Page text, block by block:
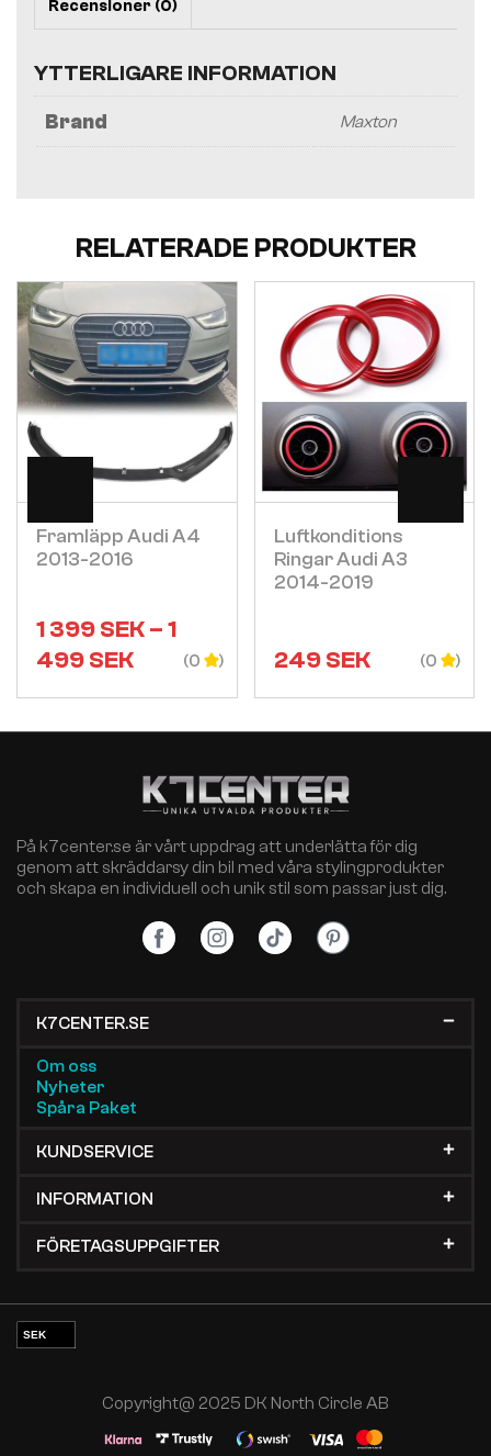
Recensioner (0)
YTTERLIGARE INFORMATION
Brand Maxton
RELATERADE PRODUKTER
Framläpp Audi A4
2013-2016
1 399SEK–1
499SEK (0
Visa
Luftkonditions
Ringar Audi A3
2014-2019
249SEK (0
På k7center.se är vårt uppdrag att underlätta för dig
genom att skräddarsy din bil med våra stylingprodukter
och skapa en individuell och unik stil som passar just dig.
K7CENTER.SE
Om oss
Nyheter
Spåra Paket
KUNDSERVICE
INFORMATION
FÖRETAGSUPPGIFTER
SEK
Copyright@ 2025 DK North Circle AB